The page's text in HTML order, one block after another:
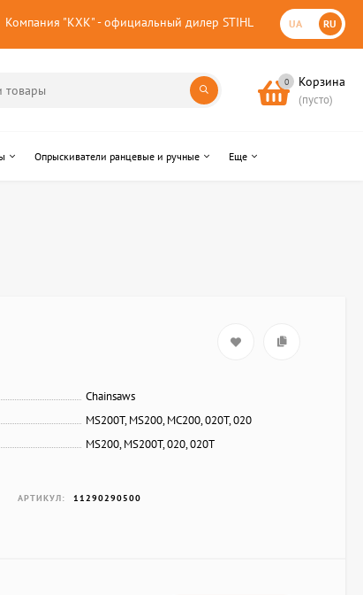
Компания "КХК" - официальный дилер STIHL UA RU
0 Корзина
(пусто)
Опрыскиватели ранцевые и ручные Еще
Chainsaws
MS200T, MS200, MC200, 020T, 020
MS200, MS200T, 020, 020T
АРТИКУЛ: 11290290500